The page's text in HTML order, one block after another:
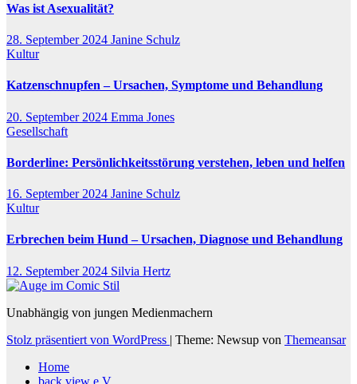
Was ist Asexualität?
28. September 2024 Janine Schulz
Kultur
Katzenschnupfen – Ursachen, Symptome und Behandlung
20. September 2024 Emma Jones
Gesellschaft
Borderline: Persönlichkeitsstörung verstehen, leben und helfen
16. September 2024 Janine Schulz
Kultur
Erbrechen beim Hund – Ursachen, Diagnose und Behandlung
12. September 2024 Silvia Hertz
Unabhängig von jungen Medienmachern
Stolz präsentiert von WordPress | Theme: Newsup von Themeansar
Home
back view e.V.